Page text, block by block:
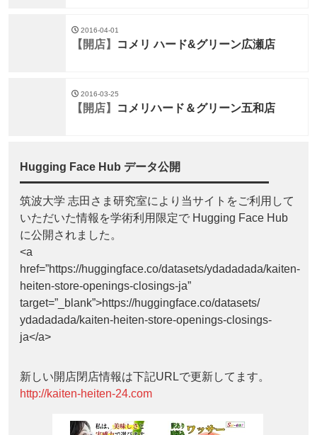
2016-04-01
【開店】 コメリ ハード&グリーン広瀬店
2016-03-25
【開店】 コメリハード＆グリーン五和店
Hugging Face Hub データ公開
筑波大学 志田さま研究室により当サイトをご利用して
いただいた情報を学術利用限定で Hugging Face Hub
に公開されました。
<a
href=”https://huggingface.co/datasets/ydadadada/kaiten-
heiten-store-openings-closings-ja”
target=”_blank”>https://huggingface.co/datasets/
ydadadada/kaiten-heiten-store-openings-closings-
ja</a>
新しい開店閉店情報は下記URLで更新してます。
http://kaiten-heiten-24.com